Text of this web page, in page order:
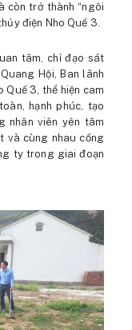
còn trở thành “ngôi
điện Nho Quế 3.
tâm, chỉ đạo sát
Hội, Ban lãnh
Quế 3, thể hiện cam
hạnh phúc, tạo
nhân viên yên tâm
và cùng nhau cống
ty trong giai đoạn